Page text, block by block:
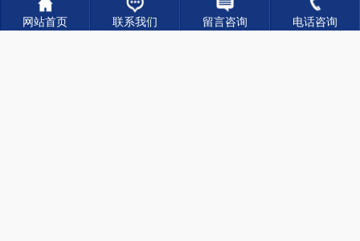
关键词：
轮胎式龙门吊厂家,轮胎式龙门吊出租,轮胎式
网站首页 联系我们 留言咨询 电话咨询